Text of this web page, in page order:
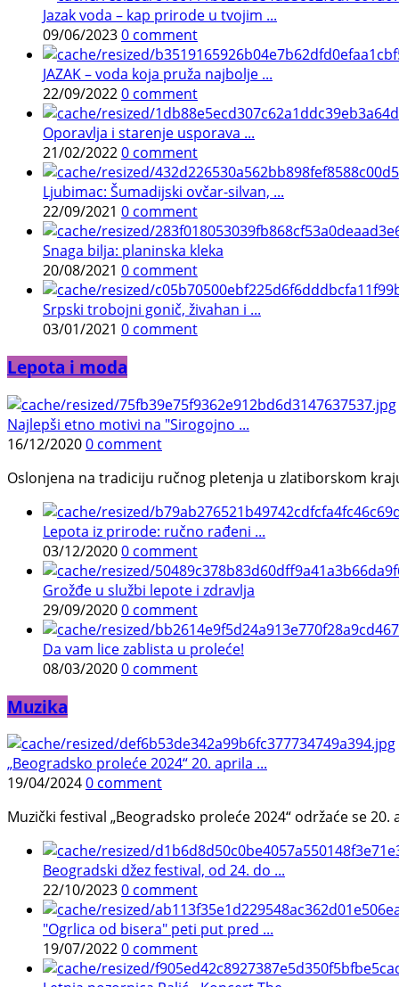
Jazak voda – kap prirode u tvojim ...
09/06/20230 comment
JAZAK – voda koja pruža najbolje ...
22/09/20220 comment
Oporavlja i starenje usporava ...
21/02/20220 comment
Ljubimac: Šumadijski ovčar-silvan, ...
22/09/2021 0 comment
Snaga bilja: planinska kleka
20/08/2021 0 comment
Srpski trobojni gonič, živahan i ...
03/01/2021 0 comment
Lepota i moda
Najlepši etno motivi na "Sirogojno ...
16/12/20200 comment
Oslonjena na tradiciju ručnog pletenja u zlatiborskom
Lepota iz prirode: ručno rađeni ...
03/12/20200 comment
Grožđe u službi lepote i zdravlja
29/09/20200 comment
Da vam lice zablista u proleće!
08/03/20200 comment
Muzika
„Beogradsko proleće 2024“ 20. aprila ...
19/04/20240 comment
Muzički festival „Beogradsko proleće 2024“ održaće se
Beogradski džez festival, od 24. do ...
22/10/20230 comment
"Ogrlica od bisera" peti put pred ...
19/07/20220 comment